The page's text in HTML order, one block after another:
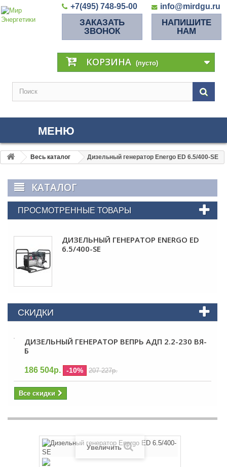
+7(495) 748-95-00 info@mirdgu.ru
ЗАКАЗАТЬ
ЗВОНОК
НАПИШИТЕ
НАМ
КОРЗИНА (пусто)
МЕНЮ
Весь каталог Дизельный генератор Energo ED 6.5/400-SE
КАТАЛОГ
ПРОСМОТРЕННЫЕ ТОВАРЫ
ДИЗЕЛЬНЫЙ ГЕНЕРАТОР ENERGO ED
6.5/400-SE
СКИДКИ
ДИЗЕЛЬНЫЙ ГЕНЕРАТОР ВЕПРЬ АДП 2.2-230 ВЯ-
Б
186 504р. -10% 207 227р.
Все скидки
Увеличить